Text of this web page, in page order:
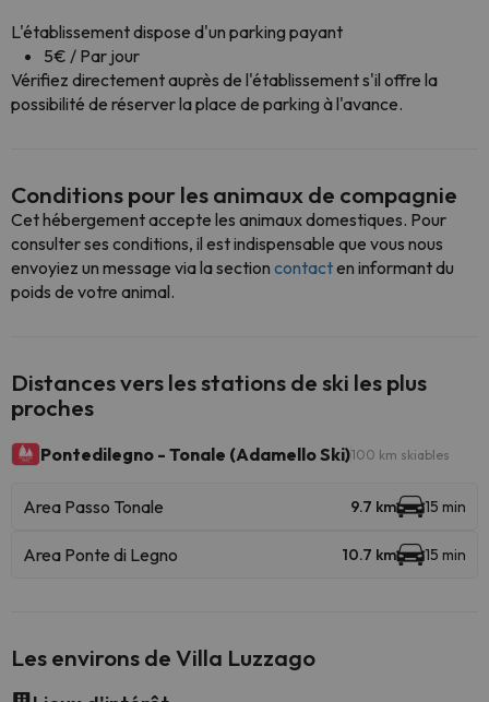
L'établissement dispose d'un parking payant
5€ / Par jour
Vérifiez directement auprès de l'établissement s'il offre la
possibilité de réserver la place de parking à l'avance.
Conditions pour les animaux de compagnie
Cet hébergement accepte les animaux domestiques. Pour
consulter ses conditions, il est indispensable que vous nous
envoyiez un message via la section contacten informant du
poids de votre animal.
Distances vers les stations de ski les plus
proches
Pontedilegno - Tonale (Adamello Ski)100 km skiables
Area Passo Tonale 9.7 km 15 min
Area Ponte di Legno 10.7 km 15 min
Les environs de Villa Luzzago